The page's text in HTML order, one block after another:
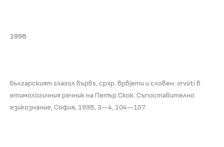
1998
Българският глагол вървѕ, срхр. врвjети и словен. vrvйti в
етимологичния речник на Петър Скок. Съпоставително
езикознание, София, 1998, 3—4, 104—107.